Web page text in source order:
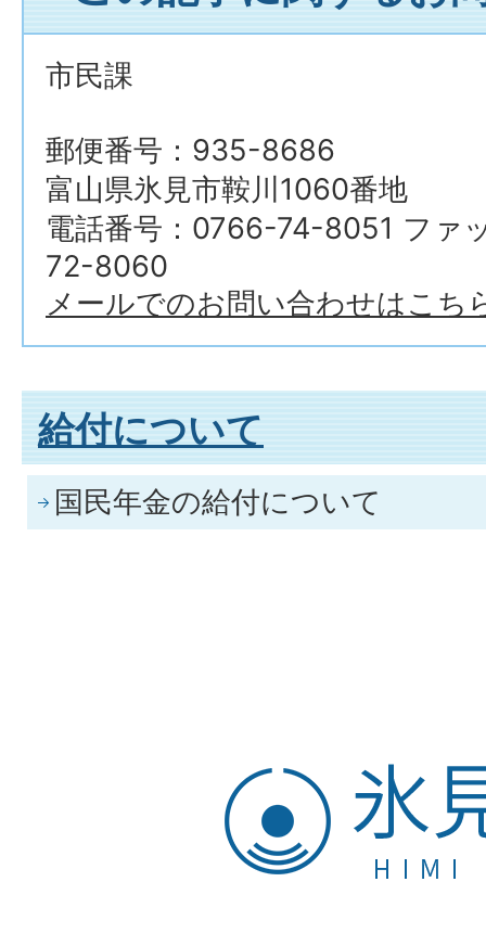
市民課
郵便番号：935-8686
富山県氷見市鞍川1060番地
電話番号：0766-74-8051 ファ
72-8060
メールでのお問い合わせはこち
給付について
国民年金の給付について
氷
見
市